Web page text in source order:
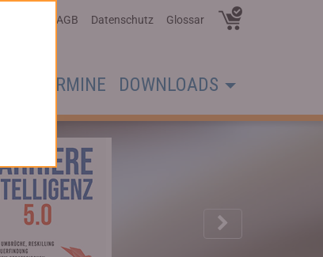
AGB Datenschutz Glossar
TERMINE DOWNLOADS